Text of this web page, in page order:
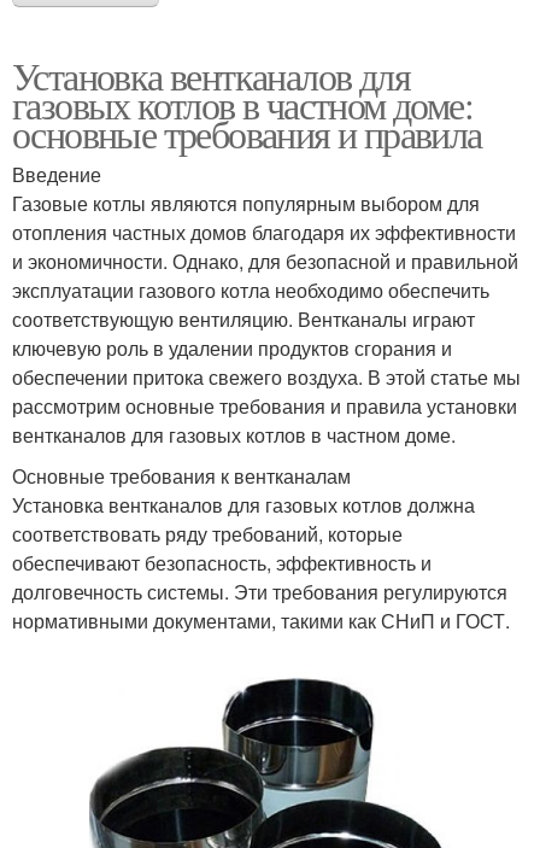
Установка вентканалов для
газовых котлов в частном доме:
основные требования и правила
Введение
Газовые котлы являются популярным выбором для
отопления частных домов благодаря их эффективности
и экономичности. Однако, для безопасной и правильной
эксплуатации газового котла необходимо обеспечить
соответствующую вентиляцию. Вентканалы играют
ключевую роль в удалении продуктов сгорания и
обеспечении притока свежего воздуха. В этой статье мы
рассмотрим основные требования и правила установки
вентканалов для газовых котлов в частном доме.
Основные требования к вентканалам
Установка вентканалов для газовых котлов должна
соответствовать ряду требований, которые
обеспечивают безопасность, эффективность и
долговечность системы. Эти требования регулируются
нормативными документами, такими как СНиП и ГОСТ.